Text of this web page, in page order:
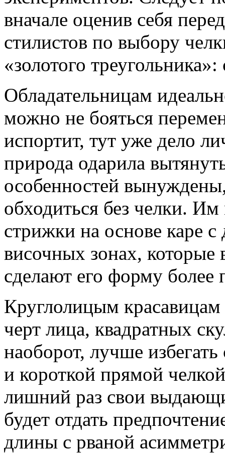
вначале оценив себя
стилистов по выбору
«золотого
Обладательницам
можно не бояться
испортит, тут уже дело
природа одарила
особенностей
обходиться без челки.
стрижки на основе каре
височных зонах, которые
сделают его форму
Круглолицым
черт лица, квадратных
наоборот, лучше
и короткой прямой
лишний раз свои
будет отдать
длины с рваной